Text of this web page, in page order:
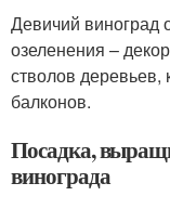
Девичий виноград
озеленения –
стволов деревьев,
балконов.
Посадка,
винограда